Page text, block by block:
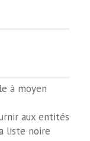
à moyen
aux entités
liste noire